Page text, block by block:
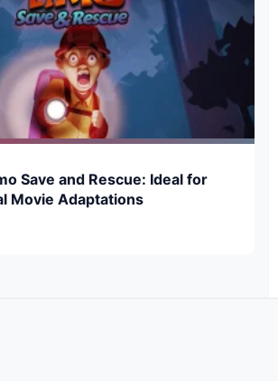
Save and Rescue: Ideal for
Movie Adaptations